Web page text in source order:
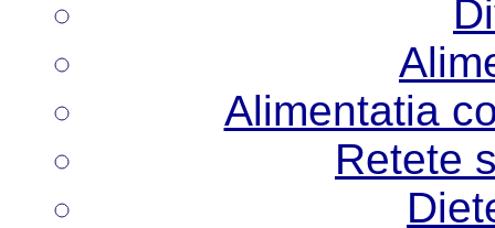
Alimentatia
Retete